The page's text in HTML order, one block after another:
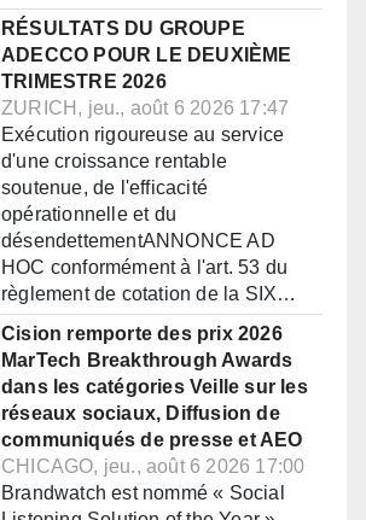
RÉSULTATS DU GROUPE
ADECCO POUR LE DEUXIÈME
TRIMESTRE 2026
ZURICH, jeu., août 6 2026 17:47
Exécution rigoureuse au service
d'une croissance rentable
soutenue, de l'efficacité
opérationnelle et du
désendettementANNONCE AD
HOC conformément à l'art. 53 du
règlement de cotation de la SIX…
Cision remporte des prix 2026
MarTech Breakthrough Awards
dans les catégories Veille sur les
réseaux sociaux, Diffusion de
communiqués de presse et AEO
CHICAGO, jeu., août 6 2026 17:00
Brandwatch est nommé « Social